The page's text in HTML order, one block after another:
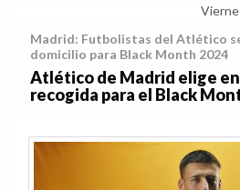
Madrid: Futbolistas del Atlético
domicilio para Black Month 2024
Atlético de Madrid elige
recogida para el Black